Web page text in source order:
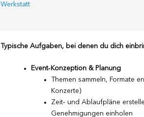
Werkstatt
Typische Aufgaben, bei denen du dich
Event‑Konzeption & Planung
Themen sammeln, Formate
Konzerte)
Zeit‑ und Ablaufpläne
Genehmigungen einholen